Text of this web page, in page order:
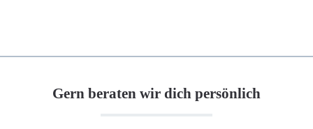
Gern beraten wir dich persönlich